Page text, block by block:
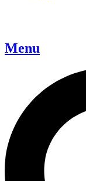
Menu